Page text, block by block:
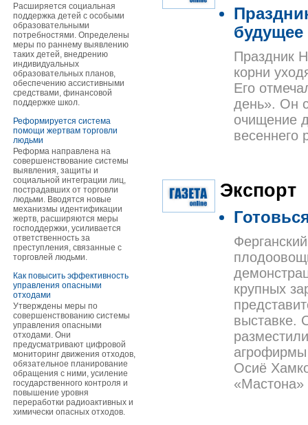
Расширяется социальная
поддержка детей с особыми
образовательными
потребностями. Определены
меры по раннему выявлению
таких детей, внедрению
индивидуальных
образовательных планов,
обеспечению ассистивными
средствами, финансовой
поддержке школ.
Реформируется система
помощи жертвам торговли
людьми
Реформа направлена на
совершенствование системы
выявления, защиты и
социальной интеграции лиц,
пострадавших от торговли
людьми. Вводятся новые
механизмы идентификации
жертв, расширяются меры
господдержки, усиливается
ответственность за
преступления, связанные с
торговлей людьми.
Как повысить эффективность
управления опасными
отходами
Утверждены меры по
совершенствованию системы
управления опасными
отходами. Они
предусматривают цифровой
мониторинг движения отходов,
обязательное планирование
обращения с ними, усиление
государственного контроля и
повышение уровня
переработки радиоактивных и
химически опасных отходов.
будущее
Праздник
корни
Его
день». Он
очищение
весеннего
Экспорт
крупных
выставке.
Осиё
«Мастона»